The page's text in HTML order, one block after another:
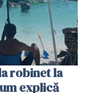
robinet la
explică